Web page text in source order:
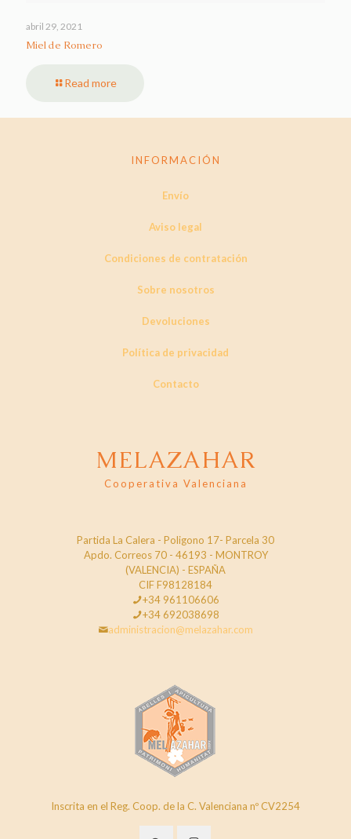
abril 29, 2021
Miel de Romero
Read more
INFORMACIÓN
Envío
Aviso legal
Condiciones de contratación
Sobre nosotros
Devoluciones
Política de privacidad
Contacto
MELAZAHAR
Cooperativa Valenciana
Partida La Calera - Poligono 17- Parcela 30
Apdo. Correos 70 - 46193 - MONTROY
(VALENCIA) - ESPAÑA
CIF F98128184
+34 961106606
+34 692038698
administracion@melazahar.com
Inscrita en el Reg. Coop. de la C. Valenciana nº CV2254